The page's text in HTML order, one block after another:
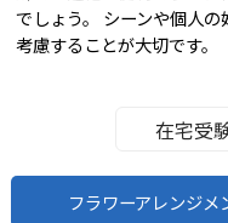
でしょう。 シーンや個人
考慮することが大切です。
在宅受
フラワーアレンジ